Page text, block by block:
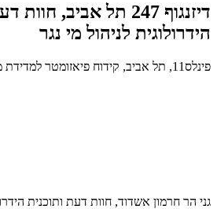
דיזנגוף 247 תל אביב,
הידרולוגית לניהול מי נגר
פינלס11, תל אביב, קידוח פיאזומטר למדידת מפלס מי תהום
גני הר חרמון אשדוד, חוות דעת ותוכנית